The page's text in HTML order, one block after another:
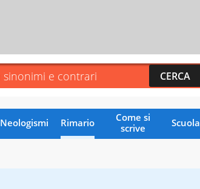
Neologismi Rimario
Come si
scrive
Scuola